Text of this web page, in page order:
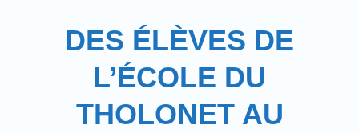
DES ÉLÈVES DE
L’ÉCOLE DU
THOLONET AU